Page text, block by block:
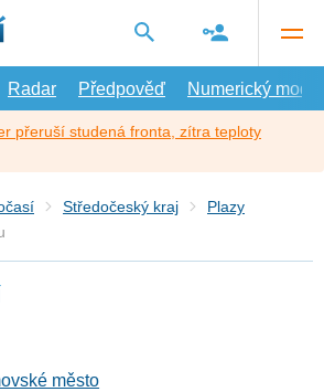
Radar Předpověď Numerický model
přeruší studená fronta, zítra teploty
Středočeský kraj
Plazy
město